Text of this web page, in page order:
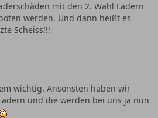
mit den 2. Wahl Ladern
werden. Und dann heißt es
Scheiss!!!
wichtig. Ansonsten haben wir
und die werden bei uns ja nun